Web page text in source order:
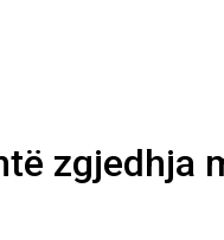
zgjedhja